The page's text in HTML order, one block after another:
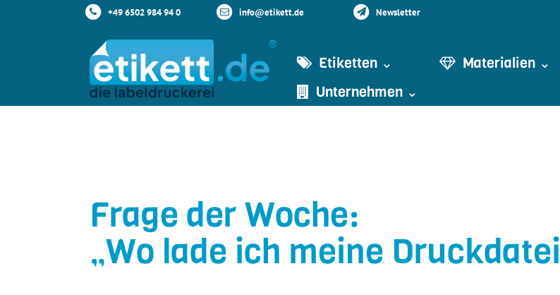
+49 6502 984 94 0 info@etikett.de Newsletter
Etiketten ⌄ Materialien ⌄
Unternehmen ⌄
Frage der Woche:
„Wo lade ich meine